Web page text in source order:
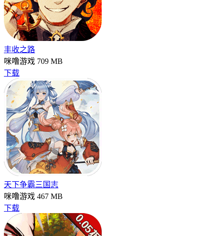
丰收之路
咪噜游戏 709 MB
下载
天下争霸三国志
咪噜游戏 467 MB
下载